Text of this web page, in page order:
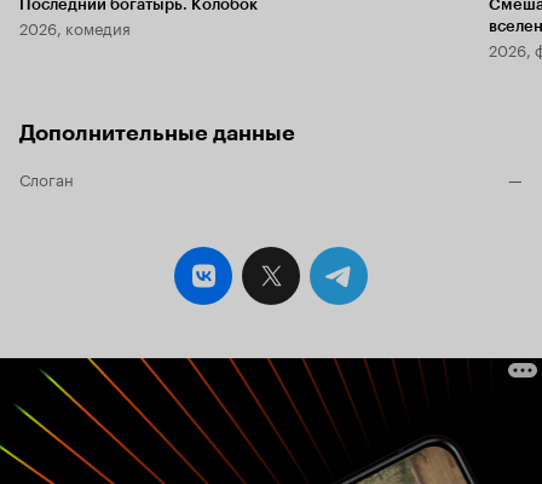
Последний богатырь. Колобок
2026, комедия
2026,
Дополнительные данные
Слоган —